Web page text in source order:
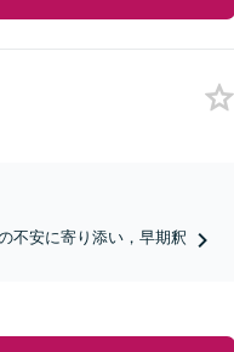
不安に寄り添い，早期釈